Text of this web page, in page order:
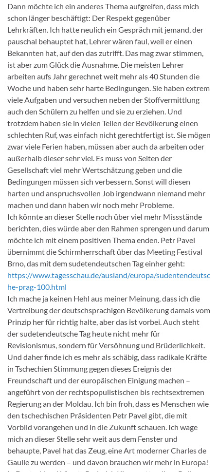
Dann möchte ich ein anderes Thema aufgreifen, dass mich
schon länger beschäftigt: Der Respekt gegenüber
Lehrkräften. Ich hatte neulich ein Gespräch mit jemand, der
pauschal behauptet hat, Lehrer wären faul, weil er einen
Bekannten hat, auf den das zutrifft. Das mag zwar stimmen,
ist aber zum Glück die Ausnahme. Die meisten Lehrer
arbeiten aufs Jahr gerechnet weit mehr als 40 Stunden die
Woche und haben sehr harte Bedingungen. Sie haben extrem
viele Aufgaben und versuchen neben der Stoffvermittlung
auch den Schülern zu helfen und sie zu erziehen. Und
trotzdem haben sie in vielen Teilen der Bevölkerung einen
schlechten Ruf, was einfach nicht gerechtfertigt ist. Sie mögen
zwar viele Ferien haben, müssen aber auch da arbeiten oder
außerhalb dieser sehr viel. Es muss von Seiten der
Gesellschaft viel mehr Wertschätzung geben und die
Bedingungen müssen sich verbessern. Sonst will diesen
harten und anspruchsvollen Job irgendwann niemand mehr
machen und dann haben wir noch mehr Probleme.
Ich könnte an dieser Stelle noch über viel mehr Missstände
berichten, dies würde aber den Rahmen sprengen und darum
möchte ich mit einem positiven Thema enden. Petr Pavel
übernimmt die Schirmherrschaft über das Meeting Festival
Brno, das mit dem sudetendeutschen Tag einher geht:
https://www.tagesschau.de/ausland/europa/sudentendeutsc
he-prag-100.html
Ich mache ja keinen Hehl aus meiner Meinung, dass ich die
Vertreibung der deutschsprachigen Bevölkerung damals vom
Prinzip her für richtig halte, aber das ist vorbei. Auch steht
der sudetendeutsche Tag heute nicht mehr für
Revisionismus, sondern für Versöhnung und Brüderlichkeit.
Und daher finde ich es mehr als schäbig, dass radikale Kräfte
in Tschechien Stimmung gegen dieses Ereignis der
Freundschaft und der europäischen Einigung machen –
angeführt von der rechtspopulistischen bis rechtsextremen
Regierung an der Moldau. Ich bin froh, dass es Menschen wie
den tschechischen Präsidenten Petr Pavel gibt, die mit
Vorbild vorangehen und in die Zukunft schauen. Ich wage
mich an dieser Stelle sehr weit aus dem Fenster und
behaupte, Pavel hat das Zeug, eine Art moderner Charles de
Gaulle zu werden – und davon brauchen wir mehr in Europa!